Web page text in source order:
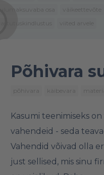
tulumaksuvaba osa
väikeettevõte
vastutuskindlustus
viited arvele
Põhivara
põhivara käibevara
Kasumi teenimiseks on
vahendeid - seda
Vahendid võivad olla
just sellised, mis sinu